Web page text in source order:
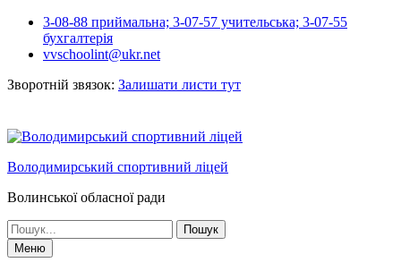
Перейти
вмісту
3-08-88 приймальна; 3-07-57 учительська; 3-07-55
бухгалтерія
vvschoolint@ukr.net
Зворотній звязок: Залишати листи тут
Володимирський спортивний ліцей
Волинської обласної ради
Шукати:
Меню